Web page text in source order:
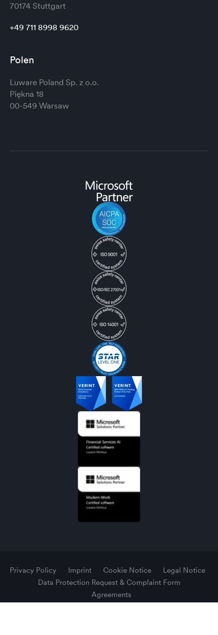
70174 Stuttgart
+49 711 8998 9620
Polen
Luware Poland Sp. z o.o.
Piękna 18
00-549 Warsaw
Privacy Policy Imprint Cookie Notice
Legal Notice
Data Protection Request & Complaint Form
Agreements